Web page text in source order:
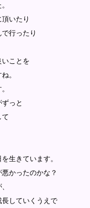
いたり
行ったり
ことを
。
っと
て
生きています。
かったのかな？
していくうえで